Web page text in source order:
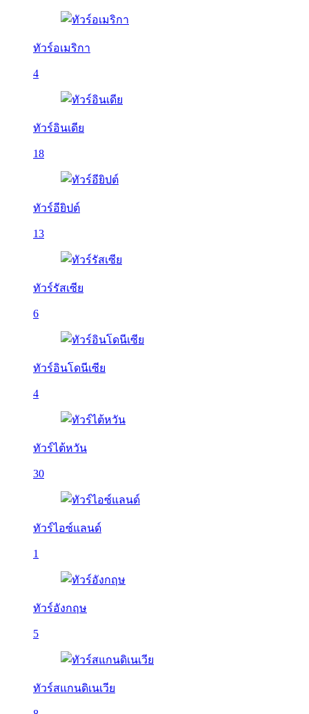
ทัวร์อเมริกา
4
ทัวร์อินเดีย
18
ทัวร์อียิปต์
13
ทัวร์รัสเซีย
6
ทัวร์อินโดนีเซีย
4
ทัวร์ไต้หวัน
30
ทัวร์ไอซ์แลนด์
1
ทัวร์อังกฤษ
5
ทัวร์สแกนดิเนเวีย